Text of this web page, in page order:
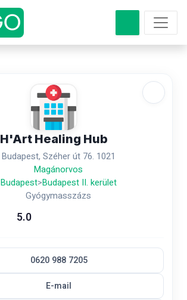
H'Art Healing Hub
Budapest, Széher út 76. 1021
Magánorvos
Budapest>Budapest II. kerület
Gyógymasszázs
5.0
0620 988 7205
E-mail